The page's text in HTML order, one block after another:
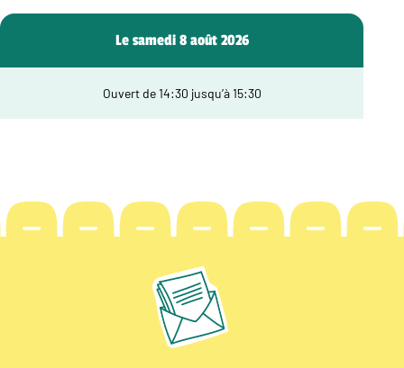
Le samedi 8 août 2026
Ouvert de 14:30 jusqu’à 15:30